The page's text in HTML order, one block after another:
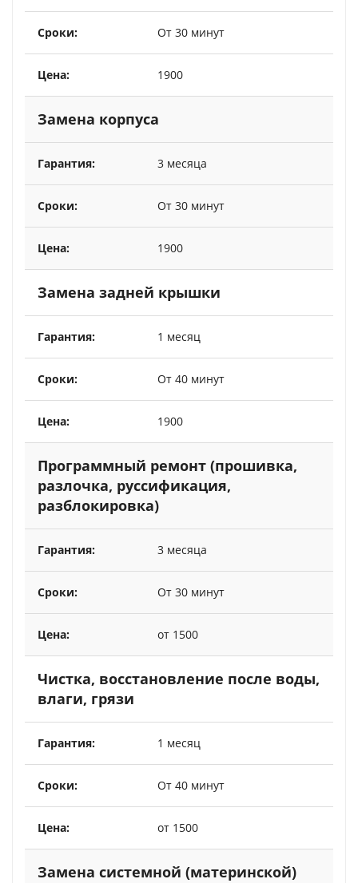
От 30 минут
1900
Замена корпуса
3 месяца
От 30 минут
1900
Замена задней крышки
1 месяц
От 40 минут
1900
Программный ремонт (прошивка,
разлочка, руссификация,
разблокировка)
3 месяца
От 30 минут
от 1500
Чистка, восстановление после воды,
влаги, грязи
1 месяц
От 40 минут
от 1500
Замена системной (материнской)